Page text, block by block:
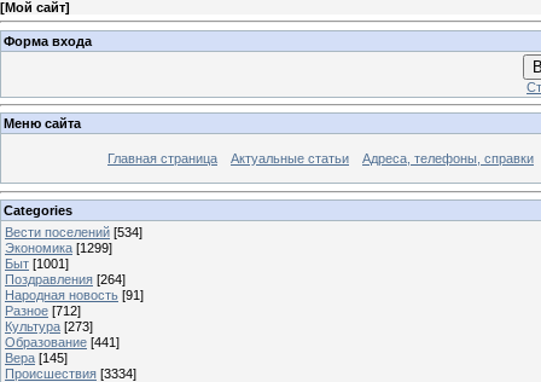
[Мой сайт]
Форма входа
Меню сайта
Главная страница Актуальные статьи Адреса, телефоны, справки
Categories
Вести поселений [534]
Экономика [1299]
Быт [1001]
Поздравления [264]
Народная новость [91]
Разное [712]
Культура [273]
Образование [441]
Вера [145]
Происшествия [3334]